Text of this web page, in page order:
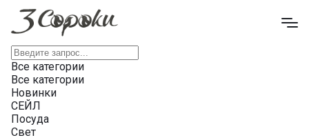
Все категории
Все категории
Новинки
СЕЙЛ
Посуда
Свет